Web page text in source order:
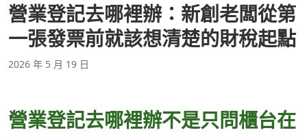
營業登記去哪裡辦：新創老闆從第
一張發票前就該想清楚的財稅起點
2026 年 5 月 19 日
營業登記去哪裡辦不是只問櫃台在